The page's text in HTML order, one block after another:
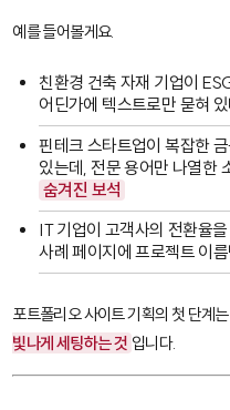
예를 들어볼게요.
친환경 건축 자재 기업이
어딘가에 텍스트로만 묻혀
핀테크 스타트업이 복잡한
있는데, 전문 용어만 나열한
숨겨진 보석
IT 기업이 고객사의 전환율
사례 페이지에 프로젝트 이
포트폴리오 사이트 기획의 첫 단계는
빛나게 세팅하는 것 입니다.